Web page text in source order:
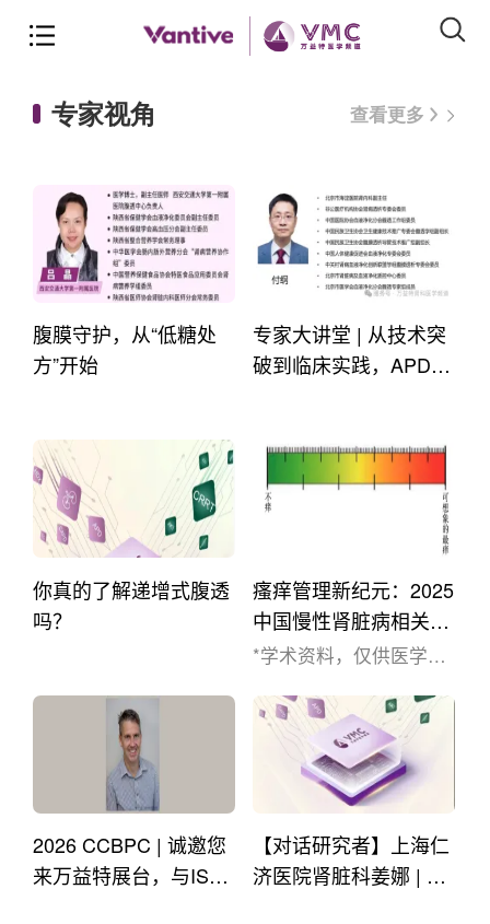
专家视角 查看更多
腹膜守护，从“低糖处
方”开始
专家大讲堂 | 从技术突
破到临床实践，APD联
你真的了解递增式腹透
吗？
瘙痒管理新纪元：2025
中国慢性肾脏病相关瘙
痒管理专家共识精要
*学术资料，仅供医学药
要慢性肾脏病相关瘙痒
（CKD-associated
Pruritus, CKD-aP）是终
末期肾病患者最常见且
令人困扰的并发症之
一。流行病学数据显
示，接受透析治疗的成
2026 CCBPC | 诚邀您
来万益特展台，与ISP
【对话研究者】上海仁
济医院肾脏科姜娜 | ND